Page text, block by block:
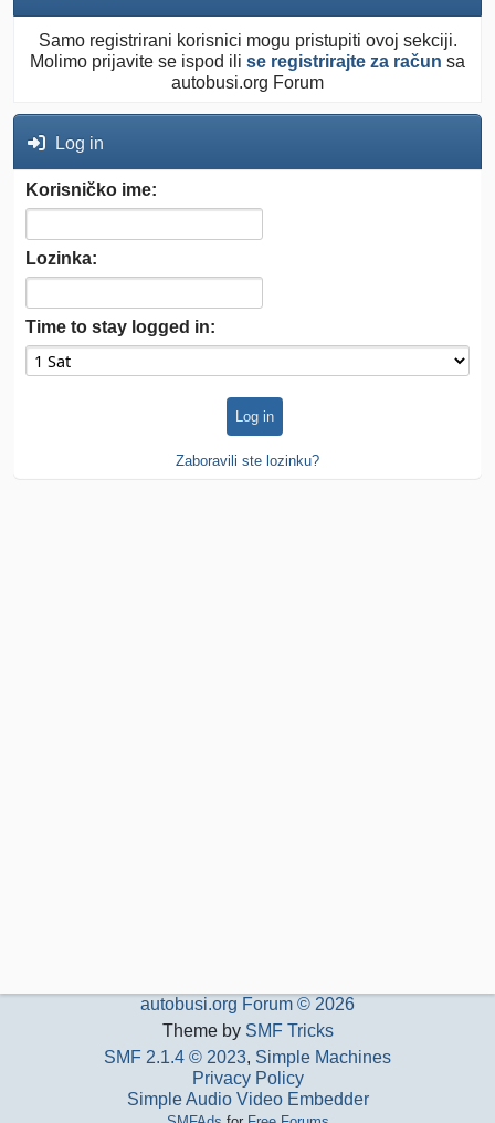
Samo registrirani korisnici mogu pristupiti ovoj sekciji.
Molimo prijavite se ispod ili se registrirajte za račun sa
autobusi.org Forum
Log in
Korisničko ime:
Lozinka:
Time to stay logged in:
Zaboravili ste lozinku?
autobusi.org Forum © 2026
Theme by SMF Tricks
SMF 2.1.4 © 2023, Simple Machines
Privacy Policy
Simple Audio Video Embedder